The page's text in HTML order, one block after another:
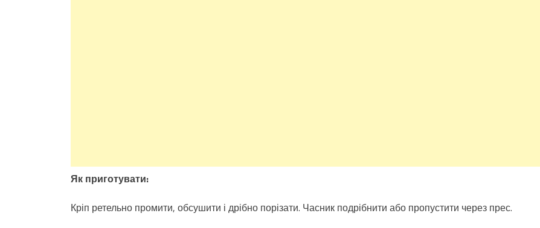
Як приготувати:
Кріп ретельно промити, обсушити і дрібно порізати. Часник подрібнити або пропустити через прес.